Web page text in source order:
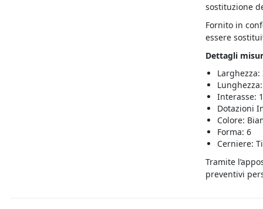
sostituzione
Fornito in
essere
Dettagli
Larghezza:
Interasse:
Dotazioni
Colore:
Forma: 6
Cerniere:
Tramite
preventivi